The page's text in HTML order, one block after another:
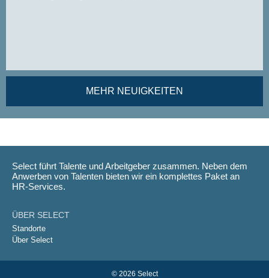
MEHR NEUIGKEITEN
Select führt Talente und Arbeitgeber zusammen. Neben dem
Anwerben von Talenten bieten wir ein komplettes Paket an
HR-Services.
ÜBER SELECT
Standorte
Über Select
© 2026 Select